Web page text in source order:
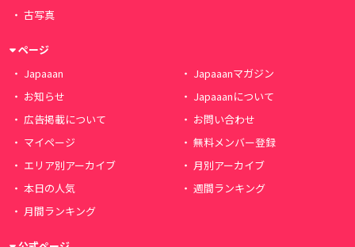
古写真
ページ
Japaaan
Japaaanマガジン
お知らせ
Japaaanについて
広告掲載について
お問い合わせ
マイページ
無料メンバー登録
エリア別アーカイブ
月別アーカイブ
本日の人気
週間ランキング
月間ランキング